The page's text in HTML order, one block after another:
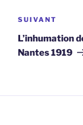
Article
suivant
SUIVANT
L’inhumation
Nantes 1919